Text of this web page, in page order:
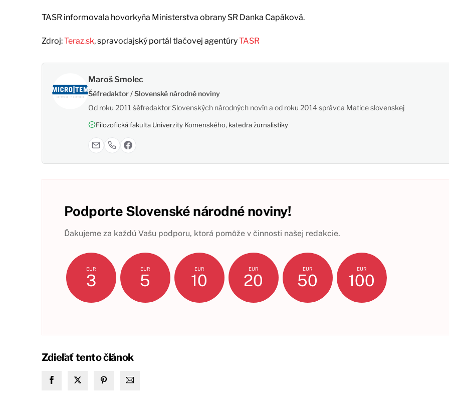
TASR informovala hovorkyňa Ministerstva obrany SR Danka Capáková.
Zdroj:Teraz.sk, spravodajský portál tlačovej agentúryTASR
Maroš Smolec
Šéfredaktor / Slovenské národné noviny
Od roku 2011 šéfredaktor Slovenských národných novín a od roku 2014 správca Matice slovenskej
Filozofická fakulta Univerzity Komenského, katedra žurnalistiky
Podporte Slovenské národné noviny!
Ďakujeme za každú Vašu podporu, ktorá pomôže v činnosti našej redakcie.
EUR
3
EUR
5
EUR
10
EUR
20
EUR
50
EUR
100
Zdieľať tento článok